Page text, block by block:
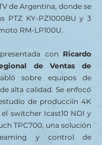
de Argentina, donde se
PTZ KY-PZ1000BU y 3
RM-LP100U.
con Ricardo
de Ventas de
sobre equipos de
alta calidad. Se enfocó
de producciín 4K
switcher Icast10 NDI y
TPC700, una solución
y control de